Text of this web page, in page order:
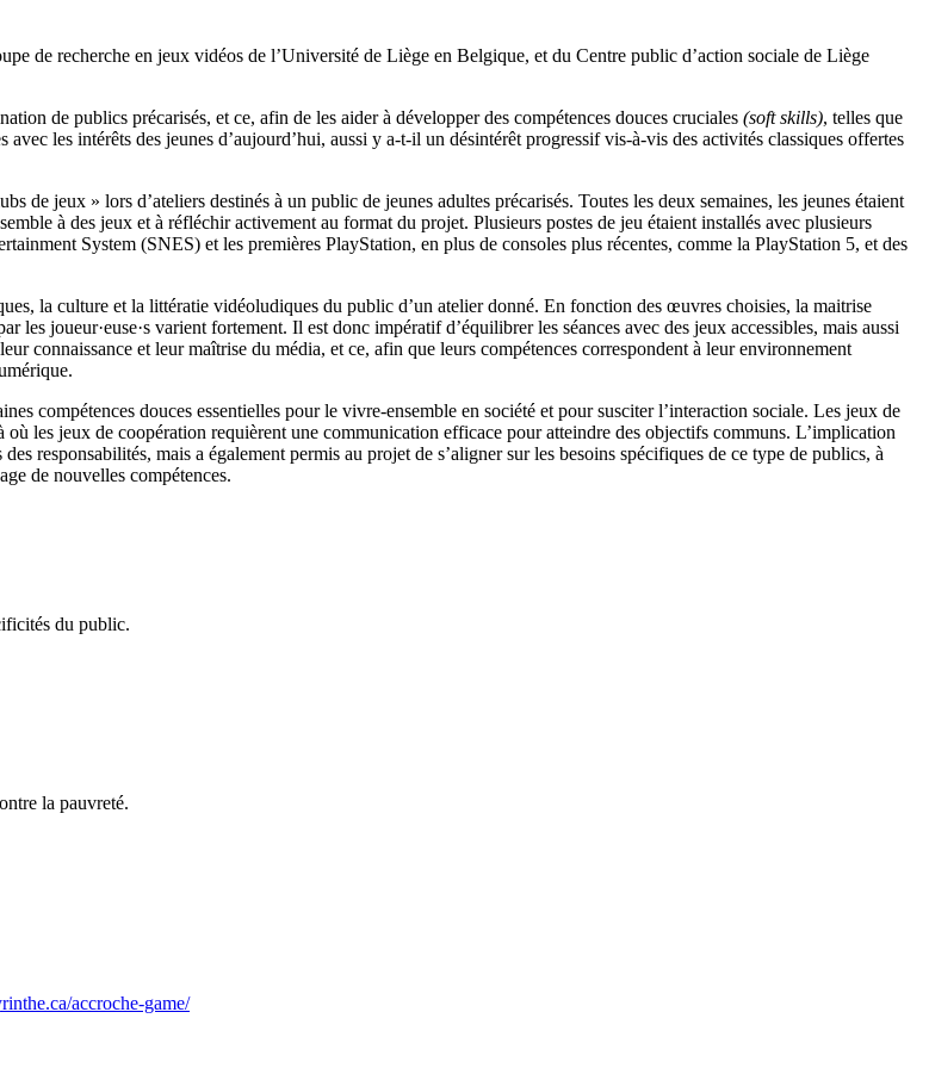
de recherche en jeux vidéos de l’Université de Liège en Belgique, et du Centre public d’action sociale de Liège
de publics précarisés, et ce, afin de les aider à développer des compétences douces cruciales (soft skills), telles que
les intérêts des jeunes d’aujourd’hui, aussi y a-t-il un désintérêt progressif vis-à-vis des activités classiques offertes
jeux » lors d’ateliers destinés à un public de jeunes adultes précarisés. Toutes les deux semaines, les jeunes étaient
à des jeux et à réfléchir activement au format du projet. Plusieurs postes de jeu étaient installés avec plusieurs
System (SNES) et les premières PlayStation, en plus de consoles plus récentes, comme la PlayStation 5, et des
la culture et la littératie vidéoludiques du public d’un atelier donné. En fonction des œuvres choisies, la maitrise
joueur·euse·s varient fortement. Il est donc impératif d’équilibrer les séances avec des jeux accessibles, mais aussi
connaissance et leur maîtrise du média, et ce, afin que leurs compétences correspondent à leur environnement
compétences douces essentielles pour le vivre-ensemble en société et pour susciter l’interaction sociale. Les jeux de
les jeux de coopération requièrent une communication efficace pour atteindre des objectifs communs. L’implication
responsabilités, mais a également permis au projet de s’aligner sur les besoins spécifiques de ce type de publics, à
de nouvelles compétences.
du public.
la pauvreté.
accroche-game/